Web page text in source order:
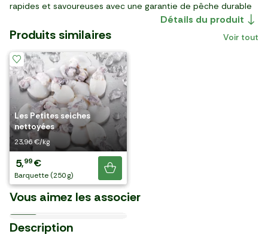
rapides et savoureuses avec une garantie de pêche durable
Détails du produit
Produits similaires Voir tout
Les Moules de Hollande
5,37 €/kg 10/08
10,74€
barquette (2 kg)
Les Moules de bouchot
françaises
France
6,42 €/kg
8,99€
barquette (1,4 kg)
Les Moules de bouchot
Label Rouge
9,09 €/kg 13/08
9,09€
barquette (1 kg)
Les Petites seiches
nettoyées
23,96 €/kg
5,99€
barquette (250 g)
quand il n'y en
a plus, il y en a
encore !
Je découvre
Vous aimez les associer
La Crème fraîche épaisse
légère 15%
France
2,19 €
Le Persil plat
France
0,99 €
Les Pommes de terre
grenaille cuites et confites
à l’ail
élaborées en France
6,59 €
La Mayonnaise
2,49 €
Le Citron jaune
Afrique du Sud
2,40 €
Pré-cuit
La Baguette céréales
précuite
France
1,39 €
Loire
Le Vin blanc "Blondelet"
Pouilly fumé AOC
13, 99€
Le Beurre demi-sel
"Verneuil"
France
3,19 €
Ultra-frais
Les Pommes de terre et
persil
2,40 €
L'Infusion citron
gingembre BIO
4,99 €
Rhône
Le Vin rouge "Lou Pitchoun
2025" Domaine des
Gravennes BIO
9,80 €
Description